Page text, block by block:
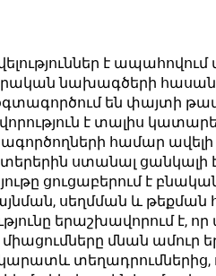
է
նախագծերի
են փայտի
է տալիս
համար
ստանալ ցանկալի
ցուցաբերում է
սեղմման և
երաշխավորում է,
մնան ամուր